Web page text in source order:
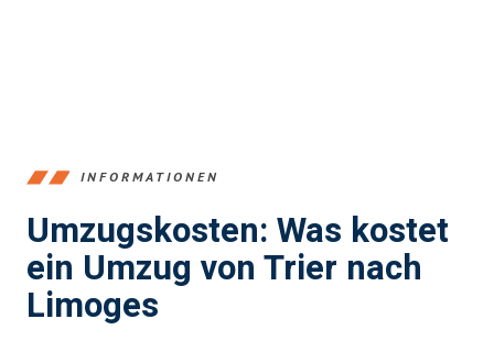
INFORMATIONEN
Umzugskosten: Was kostet
ein Umzug von Trier nach
Limoges